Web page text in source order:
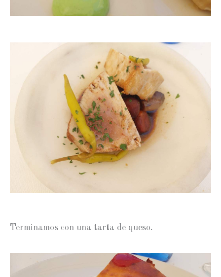
Terminamos con una tarta de queso.